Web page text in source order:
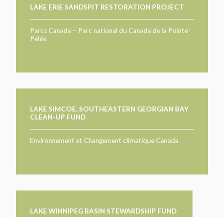
LAKE ERIE SANDSPIT RESTORATION PROJECT
Parcs Canada – Parc national du Canada de la Pointe-
Pelée
LAKE SIMCOE, SOUTHEASTERN GEORGIAN BAY
CLEAN-UP FUND
Environnement et Changement climatique Canada
LAKE WINNIPEG BASIN STEWARDSHIP FUND